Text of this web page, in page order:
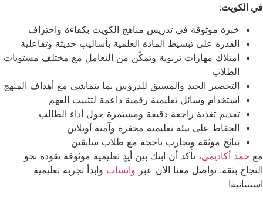
في الكويت:
خبرة موثوقة في تدريس مناهج الكويت بكفاءة واحتراف
القدرة على تبسيط المادة العلمية بأساليب حديثة وتفاعلية
امتلاك مهارات تربوية وتمكّن من التعامل مع مختلف مستويات
الطلاب
التحضير الجيد والمسبق للدروس بما يتماشى مع أهداف المنهج
استخدام وسائل تعليمية رقمية داعمة لتثبيت الفهم
تقديم تغذية راجعة دقيقة ومستمرة حول أداء الطالب
الحفاظ على بيئة تعليمية محفزة وآمنة أونلاين
نتائج موثقة وتجارب ناجحة مع طلاب سابقين
مع حمد أكاديمي، تأكد أن ابنك بين أيدٍ تعليمية موثوقة تقوده نحو
النجاح بثقة. تواصل معنا الآن عبر واتساب وابدأ تجربة تعليمية
استثنائية!